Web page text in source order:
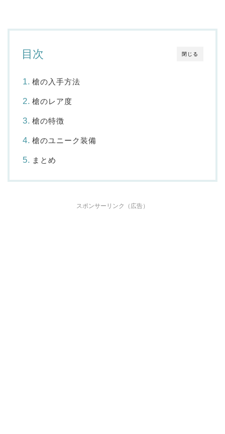
閉じる
目次
槍の入手方法
槍のレア度
槍の特徴
槍のユニーク装備
まとめ
スポンサーリンク（広告）